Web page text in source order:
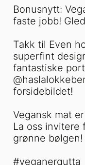
Bonusnytt:
faste jobb!
Takk til Even
superfint
fantastiske
forsidebildet!
Vegansk mat
La oss invitere
grønne bølgen!
#veganergutta